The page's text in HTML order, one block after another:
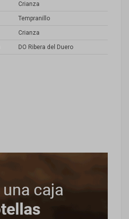
Crianza
Tempranillo
Crianza
DO Ribera del Duero